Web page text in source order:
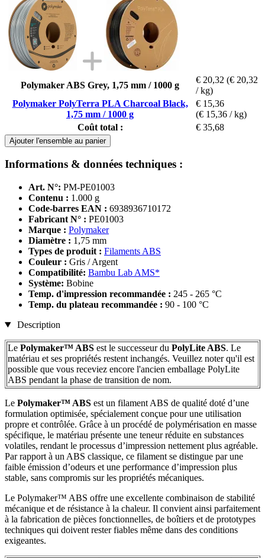
Polymaker ABS Grey, 1,75 mm / 1000 g
€ 20,32 (€ 20,32
/ kg)
Polymaker PolyTerra PLA Charcoal Black,
1,75 mm / 1000 g
€ 15,36
(€ 15,36 / kg)
Coût total :
€ 35,68
Ajouter l'ensemble au panier
Informations & données techniques :
Art. N°: PM-PE01003
Contenu : 1.000 g
Code-barres EAN : 6938936710172
Fabricant N° : PE01003
Marque : Polymaker
Diamètre : 1,75 mm
Types de produit : Filaments ABS
Couleur : Gris / Argent
Compatibilité: Bambu Lab AMS*
Système: Bobine
Temp. d'impression recommandée : 245 - 265 °C
Temp. du plateau recommandée : 90 - 100 °C
Description
Le Polymaker™ ABS est le successeur du PolyLite ABS. Le
matériau et ses propriétés restent inchangés. Veuillez noter qu'il est
possible que vous receviez encore l'ancien emballage PolyLite
ABS pendant la phase de transition de nom.
Le Polymaker™ ABS est un filament ABS de qualité doté d’une
formulation optimisée, spécialement conçue pour une utilisation
propre et contrôlée. Grâce à un procédé de polymérisation en masse
spécifique, le matériau présente une teneur réduite en substances
volatiles, rendant le processus d’impression nettement plus agréable.
Par rapport à un ABS classique, ce filament se distingue par une
faible émission d’odeurs et une performance d’impression plus
stable, sans compromis sur les propriétés mécaniques.
Le Polymaker™ ABS offre une excellente combinaison de stabilité
mécanique et de résistance à la chaleur. Il convient ainsi parfaitement
à la fabrication de pièces fonctionnelles, de boîtiers et de prototypes
techniques qui doivent rester fiables même dans des conditions
exigeantes.